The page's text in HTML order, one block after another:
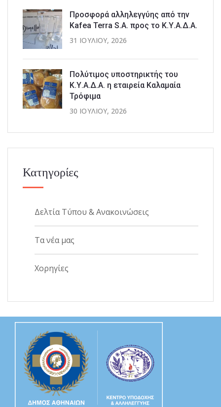
Προσφορά αλληλεγγύης από την
Kafea Terra S.A. προς το Κ.Υ.Α.Δ.Α.
31 ΙΟΥΛΊΟΥ, 2026
Πολύτιμος υποστηρικτής του
Κ.Υ.Α.Δ.Α. η εταιρεία Καλαμαία
Τρόφιμα
30 ΙΟΥΛΊΟΥ, 2026
Κατηγορίες
Δελτία Τύπου & Ανακοινώσεις
Τα νέα μας
Χορηγίες